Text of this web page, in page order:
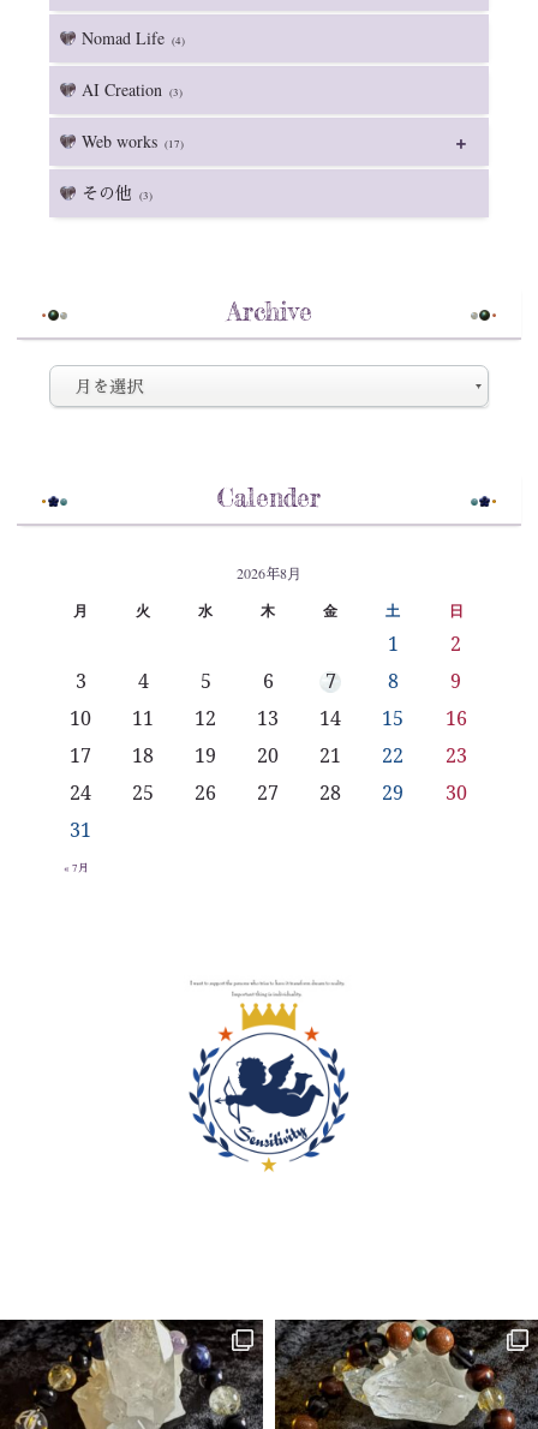
Nomad Life (4)
AI Creation (3)
Web works (17)
その他 (3)
Archive
Calender
2026年8月
月 火 水 木 金 土 日
1
2
3
4 5 6 7 8
9
10
11 12 13 14 15
16
17
18 19 20 21 22
23
24
25 26 27 28 29
30
31
« 7月